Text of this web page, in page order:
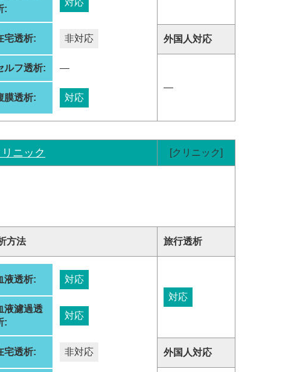
:
宅透析: 非対応
ルフ透析: ―
膜透析: 対応
外国人対応
―
ニック [クリニック]
方法 旅行透析
液透析: 対応
液濾過透
:
対応
宅透析: 非対応
対応
外国人対応